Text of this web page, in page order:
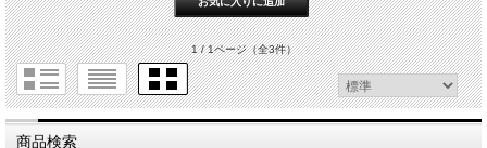
1 / 1ページ（全3件）
商品検索